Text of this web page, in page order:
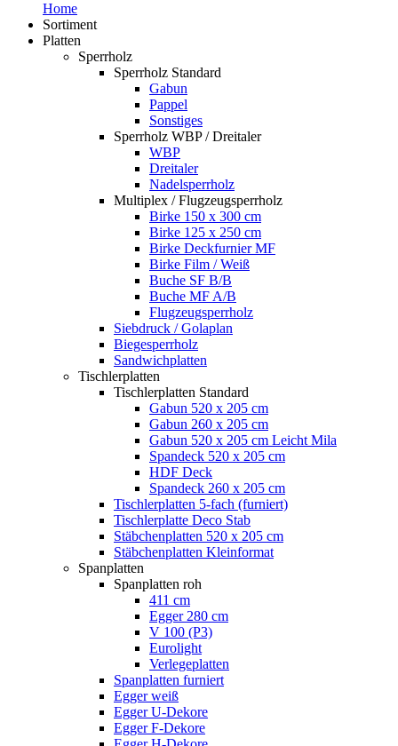
Home
Sortiment
Platten
Sperrholz
Sperrholz Standard
Gabun
Pappel
Sonstiges
Sperrholz WBP / Dreitaler
WBP
Dreitaler
Nadelsperrholz
Multiplex / Flugzeugsperrholz
Birke 150 x 300 cm
Birke 125 x 250 cm
Birke Deckfurnier MF
Birke Film / Weiß
Buche SF B/B
Buche MF A/B
Flugzeugsperrholz
Siebdruck / Golaplan
Biegesperrholz
Sandwichplatten
Tischlerplatten
Tischlerplatten Standard
Gabun 520 x 205 cm
Gabun 260 x 205 cm
Gabun 520 x 205 cm Leicht Mila
Spandeck 520 x 205 cm
HDF Deck
Spandeck 260 x 205 cm
Tischlerplatten 5-fach (furniert)
Tischlerplatte Deco Stab
Stäbchenplatten 520 x 205 cm
Stäbchenplatten Kleinformat
Spanplatten
Spanplatten roh
411 cm
Egger 280 cm
V 100 (P3)
Eurolight
Verlegeplatten
Spanplatten furniert
Egger weiß
Egger U-Dekore
Egger F-Dekore